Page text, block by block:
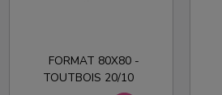
FORMAT 80X80 -
TOUTBOIS 20/10